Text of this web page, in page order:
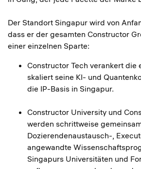
Der Standort Singapur wird von
dass er der gesamten Constructor
einer einzelnen Sparte:
Constructor Tech verankert die
skaliert seine KI- und
die IP-Basis in Singapur.
Constructor University und
werden schrittweise
Dozierendenaustausch-,
angewandte
Singapurs Universitäten und